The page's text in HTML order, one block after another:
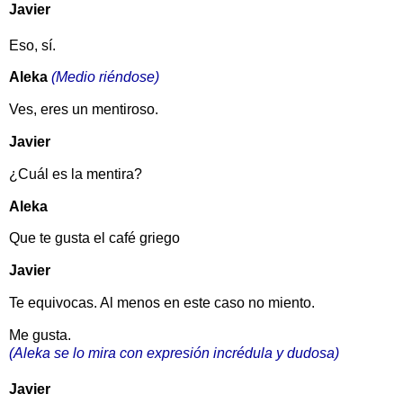
Javier
Eso, sí.
Aleka (Medio riéndose)
Ves, eres un mentiroso.
Javier
¿Cuál es la mentira?
Aleka
Que te gusta el café griego
Javier
Te equivocas. Al menos en este caso no miento.
Me gusta.
(Aleka se lo mira con expresión incrédula y dudosa)
Javier